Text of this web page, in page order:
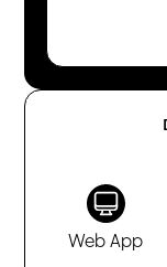
Web App